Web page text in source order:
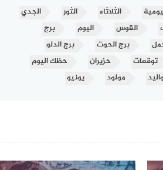
الثلاثاء الثور
الجدي
القوس اليوم
برج
برج الحوت
برج الدلو
توقعات حزيران
حظك اليوم
مولود يونيو